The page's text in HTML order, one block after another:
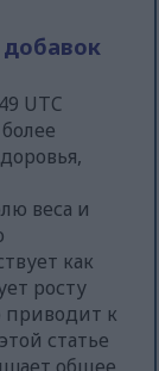
UTC
веса и
как
росту
приводит к
статье